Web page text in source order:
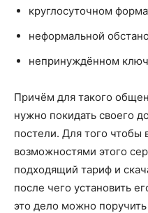
круглосуточном
неформальной
непринуждённом
Причём для такого
нужно покидать своего
постели. Для того чтобы
возможностями этого
подходящий тариф и
после чего установить
это дело можно